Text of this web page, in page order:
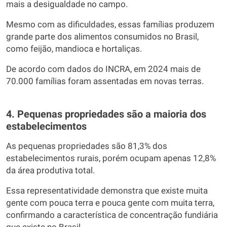
mais a desigualdade no campo.
Mesmo com as dificuldades, essas famílias produzem
grande parte dos alimentos consumidos no Brasil,
como feijão, mandioca e hortaliças.
De acordo com dados do INCRA, em 2024 mais de
70.000 famílias foram assentadas em novas terras.
4. Pequenas propriedades são a maioria dos
estabelecimentos
As pequenas propriedades são 81,3% dos
estabelecimentos rurais, porém ocupam apenas 12,8%
da área produtiva total.
Essa representatividade demonstra que existe muita
gente com pouca terra e pouca gente com muita terra,
confirmando a característica de concentração fundiária